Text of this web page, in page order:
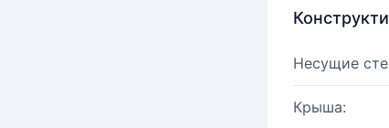
Несущие
Крыша: